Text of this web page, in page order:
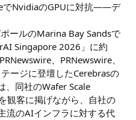
でNvidiaのGPUに対抗——デ
ールのMarina Bay Sandsで
Singapore 2026」に約
、 PRNewswire、
ージに登壇したCerebrasの
、同社のWafer Scale
観客に掲げながら、自社の
流のAIインフラに対する代